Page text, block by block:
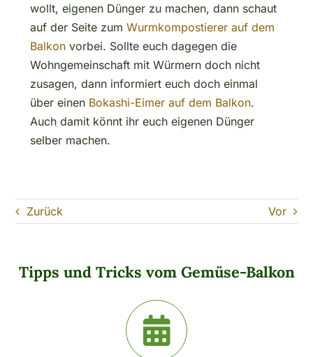
wollt, eigenen Dünger zu machen, dann schaut
auf der Seite zum Wurmkompostierer auf dem
Balkonvorbei. Sollte euch dagegen die
Wohngemeinschaft mit Würmern doch nicht
zusagen, dann informiert euch doch einmal
über einen Bokashi-Eimer auf dem Balkon.
Auch damit könnt ihr euch eigenen Dünger
selber machen.
Zurück Vor
Tipps und Tricks vom Gemüse-Balkon